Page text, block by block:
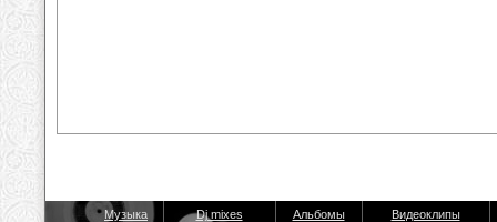
Музыка Dj mixes Альбомы
Видеоклипы